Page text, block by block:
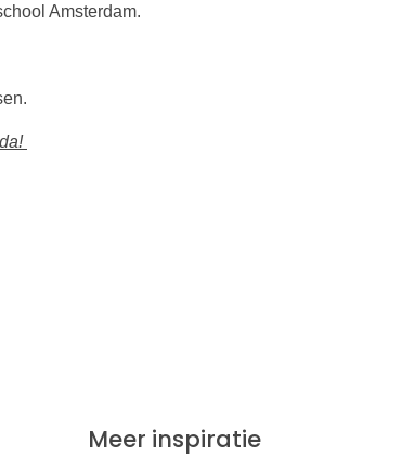
Amsterdam.
Meer inspiratie